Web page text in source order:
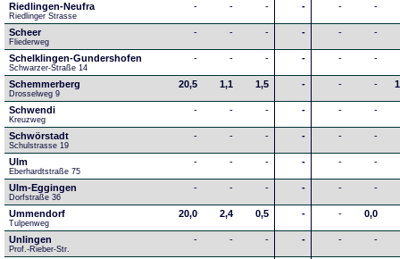
Riedlingen-Neufra
Riedlinger Strasse
- - - - - -
Scheer
Fliederweg
- - - - - -
Schelklingen-Gundershofen
Schwarzer-Straße 14
- - - - - -
Schemmerberg
Drosselweg 9
20,5 1,1 1,5 - - -
Schwendi
Kreuzweg
- - - - - -
Schwörstadt
Schulstrasse 19
- - - - - -
Ulm
Eberhardtstraße 75
- - - - - -
Ulm-Eggingen
Dorfstraße 36
- - - - - -
Ummendorf
Tulpenweg
20,0 2,4 0,5 - - 0,0
Unlingen
Prof.-Rieber-Str.
- - - - - -